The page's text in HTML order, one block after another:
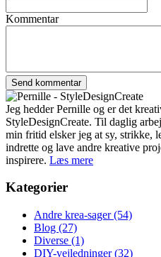
Kommentar
Jeg hedder Pernille og er det
StyleDesignCreate. Til daglig
min fritid elsker jeg at sy, strikke,
indrette og lave andre kreative
inspirere. Læs mere
Kategorier
Andre krea-sager(54)
Blog (27)
Diverse (1)
DIY-vejledninger(32)